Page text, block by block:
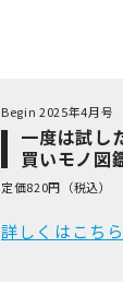
Begin 2025年4月号
一度は試し
買いモノ図
定価820円（税込）
詳しくはこちら